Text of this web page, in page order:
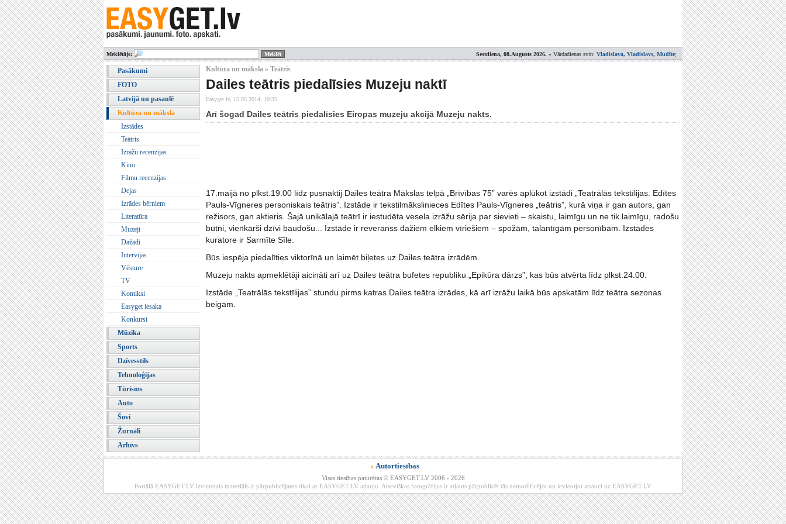
Sestdiena, 08.Augusts 2026. » Vārdadienas svin: Vladislava, Vladislavs, Mudīte;
Meklētājs:
Pasākumi
FOTO
Latvijā un pasaulē
Kultūra un māksla
Izstādes
Teātris
Izrāžu recenzijas
Kino
Filmu recenzijas
Dejas
Izrādes bērniem
Literatūra
Muzeji
Dažādi
Intervijas
Vēsture
TV
Komiksi
Easyget iesaka
Konkursi
Mūzika
Sports
Dzīvesstils
Tehnoloģijas
Tūrisms
Auto
Šovi
Žurnāli
Arhīvs
Kultūra un māksla » Teātris
Dailes teātris piedalīsies Muzeju naktī
Easyget.lv, 15.05.2014. 10:35
Arī šogad Dailes teātris piedalīsies Eiropas muzeju akcijā Muzeju nakts.
17.maijā no plkst.19.00 līdz pusnaktij Dailes teātra Mākslas telpā „Brīvības 75” varēs aplūkot izstādi „Teatrālās tekstīlijas. Edītes
Pauls-Vīgneres personiskais teātris”. Izstāde ir tekstilmākslinieces Edītes Pauls-Vīgneres „teātris”, kurā viņa ir gan autors, gan
režisors, gan aktieris. Šajā unikālajā teātrī ir iestudēta vesela izrāžu sērija par sievieti – skaistu, laimīgu un ne tik laimīgu, radošu
būtni, vienkārši dzīvi baudošu... Izstāde ir reveranss dažiem elkiem vīriešiem – spožām, talantīgām personībām. Izstādes
kuratore ir Sarmīte Sīle.
Būs iespēja piedalīties viktorīnā un laimēt biļetes uz Dailes teātra izrādēm.
Muzeju nakts apmeklētāji aicināti arī uz Dailes teātra bufetes republiku „Epikūra dārzs”, kas būs atvērta līdz plkst.24.00.
Izstāde „Teatrālās tekstīlijas” stundu pirms katras Dailes teātra izrādes, kā arī izrāžu laikā būs apskatām līdz teātra sezonas
beigām.
» Autortiesības
Visas tiesības paturētas © EASYGET.LV 2006 - 2026
Portālā EASYGET.LV izvietotais materiāls ir pārpublicējams tikai ar EASYGET.LV atļauju. Atsevišķas fotogrāfijas ir atļauts pārpublicēt tās nemodificējot un ievieotjot atsauci uz EASYGET.LV